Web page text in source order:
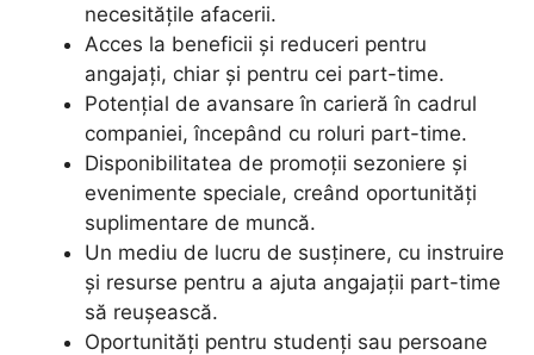
necesitățile afacerii.
Acces la beneficii și reduceri pentru
angajați, chiar și pentru cei part-time.
Potențial de avansare în carieră în cadrul
companiei, începând cu roluri part-time.
Disponibilitatea de promoții sezoniere și
evenimente speciale, creând oportunități
suplimentare de muncă.
Un mediu de lucru de susținere, cu instruire
și resurse pentru a ajuta angajații part-time
să reușească.
Oportunități pentru studenți sau persoane